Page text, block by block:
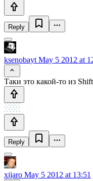
Reply
ksenobayt May 5 2012 at
Таки это какой-то из
Reply
xijaro May 5 2012 at 13:51